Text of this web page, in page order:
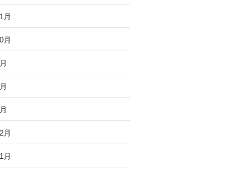
月
月
月
月